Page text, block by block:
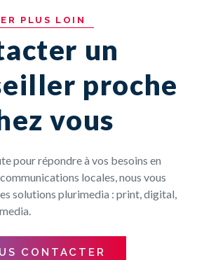
PLUS LOIN
un
proche
vous
pour répondre à vos besoins en
locales, nous vous
solutions plurimedia : print, digital,
CONTACTER